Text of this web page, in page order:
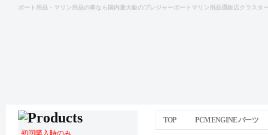
ボート用品・マリン用品の事なら国内最大級のプレジャーボートマリン用品通販店クラスタ
TOP PCM ENGINE パーツ
初回購入時のみ